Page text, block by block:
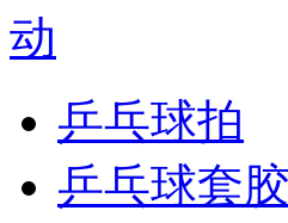
乒乓球拍
乒乓球套胶